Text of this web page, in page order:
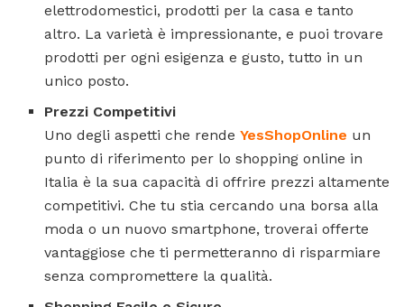
elettrodomestici, prodotti per la casa e tanto
altro. La varietà è impressionante, e puoi trovare
prodotti per ogni esigenza e gusto, tutto in un
unico posto.
Prezzi Competitivi
Uno degli aspetti che rendeYesShopOnline un
punto di riferimento per lo shopping online in
Italia è la sua capacità di offrire prezzi altamente
competitivi. Che tu stia cercando una borsa alla
moda o un nuovo smartphone, troverai offerte
vantaggiose che ti permetteranno di risparmiare
senza compromettere la qualità.